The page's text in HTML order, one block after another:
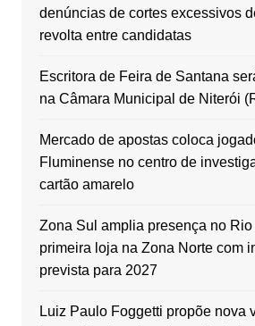
denúncias de cortes excessivos
revolta entre candidatas
Escritora de Feira de Santana
na Câmara Municipal de Niterói
Mercado de apostas coloca
Fluminense no centro de
cartão amarelo
Zona Sul amplia presença no Rio
primeira loja na Zona Norte com
prevista para 2027
Luiz Paulo Foggetti propõe nova